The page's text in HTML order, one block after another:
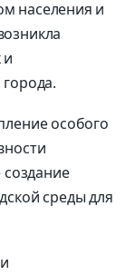
населения и
и
особого
создание
среды для